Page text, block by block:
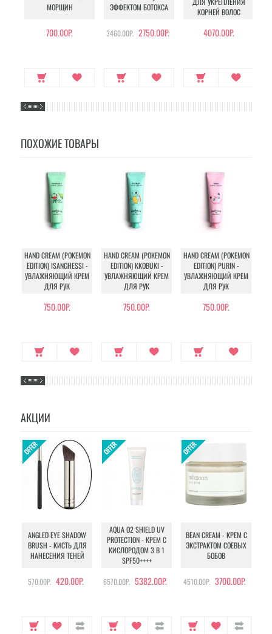
МОРЩИН
700.00Р.
ЭФФЕКТОМ БОТОКСА
3460.00Р. 2750.00Р.
КОРНЕЙ ВОЛОС
4070.00Р.
ПОХОЖИЕ ТОВАРЫ
HAND CREAM (POKEMON
EDITION) ISANGHESSI -
УВЛАЖНЯЮЩИЙ КРЕМ
ДЛЯ РУК
750.00Р.
HAND CREAM (POKEMON
EDITION) KKOBUKI -
УВЛАЖНЯЮЩИЙ КРЕМ
ДЛЯ РУК
750.00Р.
HAND CREAM (POKEMON
EDITION) PURIN -
УВЛАЖНЯЮЩИЙ КРЕМ
ДЛЯ РУК
750.00Р.
АКЦИИ
ANGLED EYE SHADOW
BRUSH - КИСТЬ ДЛЯ
НАНЕСЕНИЯ ТЕНЕЙ
570.00Р. 420.00Р.
AQUA O2 SHIELD UV
PROTECTION - КРЕМ С
КИСЛОРОДОМ 3 В 1
SPF50++++
6570.00Р. 5382.00Р.
BEAN CREAM - КРЕМ С
ЭКСТРАКТОМ СОЕВЫХ
БОБОВ
4510.00Р. 3700.00Р.